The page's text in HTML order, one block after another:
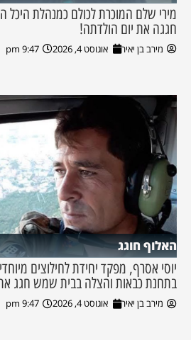
מירי שלם המוכרת לכולם כמנהלת היכל
חגגה את יום הולדתה!
מירב בן יאיר אוגוסט 4, 2026 9:47 pm
האלוף חוגג
יוסי אסרף, מפקד יחידת לחילוצים
בתחנת כבאות והצלה בבית שמש חגג
מירב בן יאיר אוגוסט 4, 2026 9:47 pm